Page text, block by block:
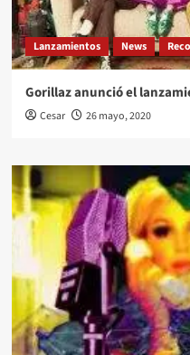
Lanzamientos News
Gorillaz anunció el
Cesar 26 mayo, 2020